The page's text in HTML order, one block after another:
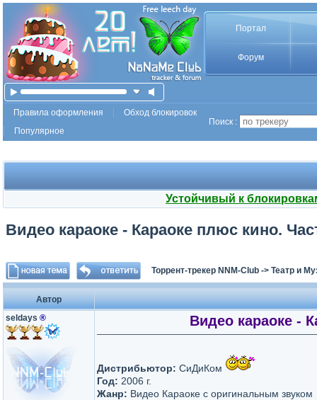
Портал
Форум
Правила оформления
Обход блокировок
Популярное
Поиск :
Устойчивый к
Видео караоке - Караоке плюс кино.
Торрент-трекер NNM-Club -> Театр и
Автор
seldays ® Видео караоке -
Дистрибьютор: СиДиКом
Год: 2006 г.
Жанр: Видео Караоке с оригинальным звуком